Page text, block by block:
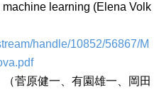
learning (Elena Volk
handle/10852/56867/M
（菅原健一、有園雄一、岡田